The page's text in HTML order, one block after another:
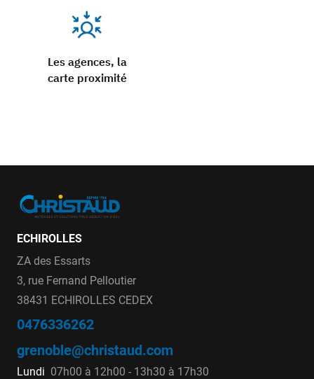
Les agences, la
carte proximité
ECHIROLLES
ZA des Essarts
3, rue Fernand Pelloutier
38431 ECHIROLLES CEDEX
0476336262
grenoble@christaud.com
Lundi 07h00 à 12h00 - 13h30 à 17h30